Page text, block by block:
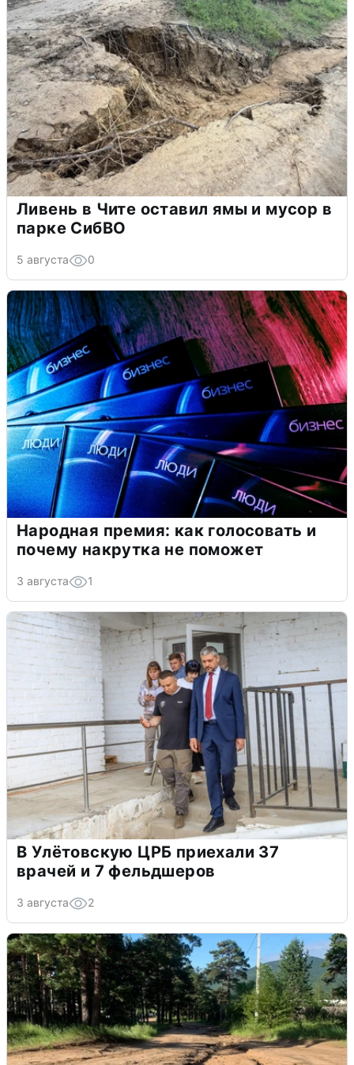
Ливень в Чите оставил ямы и мусор в
парке СибВО
5 августа 0
Народная премия: как голосовать и
почему накрутка не поможет
3 августа 1
В Улётовскую ЦРБ приехали 37
врачей и 7 фельдшеров
3 августа 2